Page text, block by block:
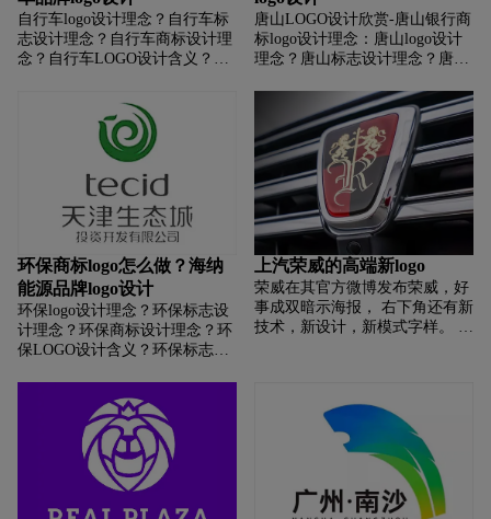
求和对优质服务的更高追求。
自行车logo设计理念？自行车标
志设计理念？自行车商标设计理
念？自行车LOGO设计含义？自
标？如何设计自行车标志？如何
设计自行车logo？如何设计自行
唐山LOGO设计欣赏-唐山银行商
标logo设计理念：唐山logo设计
理念？唐山标志设计理念？唐山
含义？唐山标志设计含义？唐山
商标设计含义？ 如何设计唐山商
标？如何设计唐山标志？如何设
计唐山logo？如何设计唐山品
牌？
环保商标logo怎么做？海纳
能源品牌logo设计
环保logo设计理念？环保标志设
计理念？环保商标设计理念？环
保LOGO设计含义？环保标志设
标志？如何设计环保logo？如何
设计环保品牌？
上汽荣威的高端新logo
荣威在其官方微博发布荣威，好
事成双暗示海报， 右下角还有新
技术，新设计，新模式字样。 4